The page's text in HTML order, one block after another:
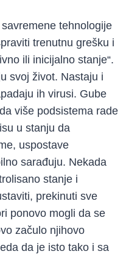
tehnologije
trenutnu grešku i
ili inicijalno stanje“.
svoj život. Nastaju i
ih virusi. Gube
više podsistema rade
u stanju da
uspostave
sarađuju. Nekada
stanje i
prekinuti sve
ponovo mogli da se
začulo njihovo
da je isto tako i sa